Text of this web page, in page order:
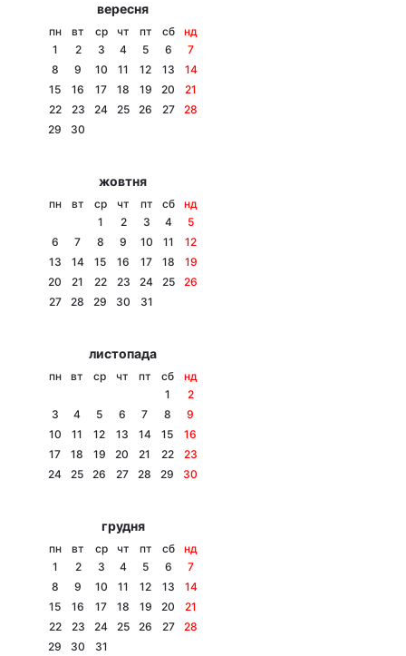
Тема оформлення
вересня
пн вт ср чт пт сб
нд
1
2 3 4 5 6
7
8
9 10 11 12 13
14
15
16 17 18 19 20
21
22
23 24 25 26 27
28
29
30
жовтня
пн вт ср чт пт сб
нд
1
2 3 4
5
6
7 8 9 10 11
12
13
14 15 16 17 18
19
20
21 22 23 24 25
26
27
28 29 30 31
листопада
пн вт ср чт пт сб
нд
1
2
3
4 5 6 7 8
9
10
11 12 13 14 15
16
17
18 19 20 21 22
23
24
25 26 27 28 29 30
грудня
пн вт ср чт пт сб
нд
1
2 3 4 5 6
7
8
9 10 11 12 13
14
15
16 17 18 19 20
21
22
23 24 25 26 27
28
29
30 31